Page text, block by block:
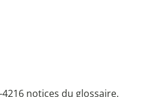
4216 notices du glossaire.